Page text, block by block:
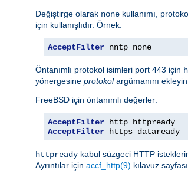
Değiştirge olarak none kullanımı,
için kullanışlıdır. Örnek:
AcceptFilter nntp none
Öntanımlı protokol isimleri port 443 için
yönergesine protokolargümanını ekleyin.
FreeBSD için öntanımlı değerler:
AcceptFilter
AcceptFilter https dataready
httpready kabul süzgeci HTTP
Ayrıntılar için accf_http(9) kılavuz